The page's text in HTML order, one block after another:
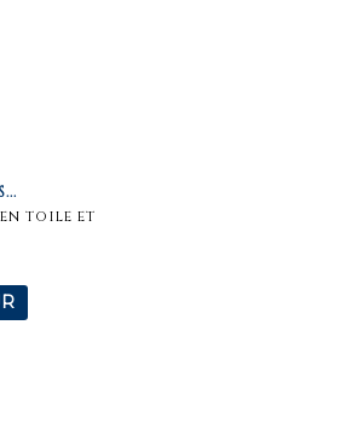
en toile et